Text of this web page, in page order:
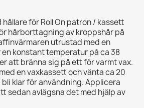
för Roll On patron / kassett
hårborttagning av kroppshår på
utrustad med en
konstant temperatur på ca 38
att bränna sig på ett för varmt vax.
en vaxkassett och vänta ca 20
klar för användning. Applicera
sedan avlägsna det med hjälp av